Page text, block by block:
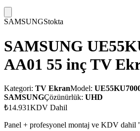
SAMSUNGStokta
SAMSUNG
AA01 55 inç TV
Kategori: TV EkranModel:
SAMSUNGÇözünürlük: UHD
₺14.931KDV Dahil
Panel + profesyonel montaj ve KDV dahil